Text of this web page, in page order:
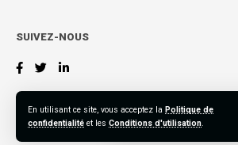
En utilisant ce site, vous acceptez la Politique de
confidentialité et les Conditions d'utilisation.
SUIVEZ-NOUS
©2023 L’Économiste Maghrébin, All